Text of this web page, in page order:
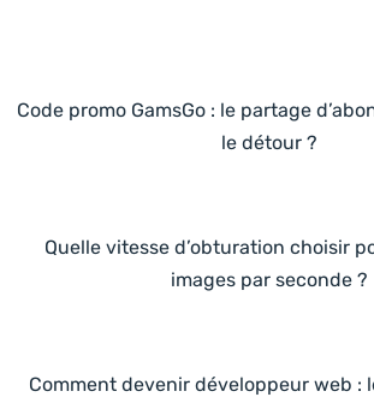
Code promo GamsGo : le partage
le détour ?
Quelle vitesse d’obturation choisir
images par seconde ?
Comment devenir développeur web :